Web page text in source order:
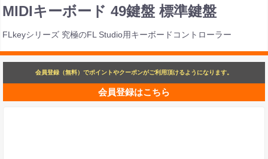
MIDIキーボード 49鍵盤 標準鍵盤
FLkeyシリーズ 究極のFL Studio用キーボードコントローラー
会員登録（無料）でポイントやクーポンがご利用頂けるようになります。
会員登録はこちら